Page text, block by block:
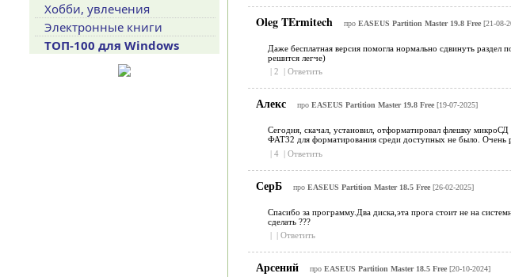
Oleg TErmitech про EASEUS Partition Master 19.8 Free[21-08-
Даже бесплатная версия помогла нормально сдвинуть
решится легче)
| 2 | Ответить
Алекс про EASEUS Partition Master 19.8 Free[19-07-2025]
Сегодня, скачал, установил, отформатировал флешку
ФАТ32 для форматирования среди доступных не было. Очень
| 4 | Ответить
СерБ про EASEUS Partition Master 18.5 Free[26-02-2025]
Спасибо за программу.Два диска,эта прога стоит не на
сделать ???
| | Ответить
Арсений про EASEUS Partition Master 18.5 Free[20-10-2024]
Хобби, увлечения
Электронные книги
ТОП-100 для Windows